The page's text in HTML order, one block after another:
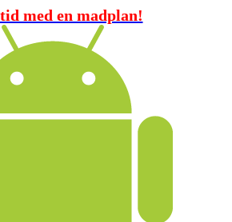
med en madplan!